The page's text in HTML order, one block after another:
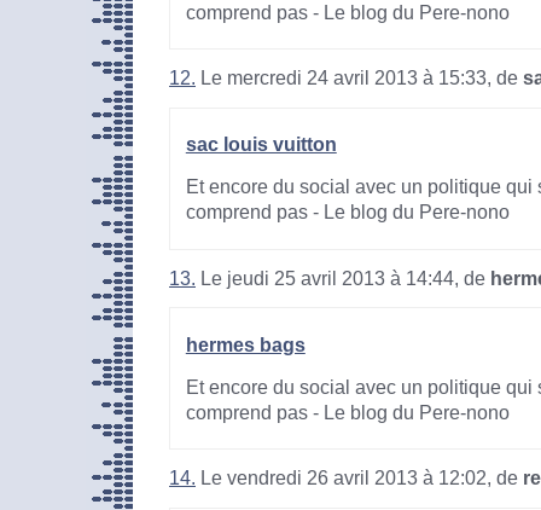
comprend pas - Le blog du Pere-nono
12. Le mercredi 24 avril 2013 à 15:33, de
sac louis vuitton
Et encore du social avec un politique qui
comprend pas - Le blog du Pere-nono
13. Le jeudi 25 avril 2013 à 14:44, de
hermes bags
Et encore du social avec un politique qui
comprend pas - Le blog du Pere-nono
14. Le vendredi 26 avril 2013 à 12:02, de